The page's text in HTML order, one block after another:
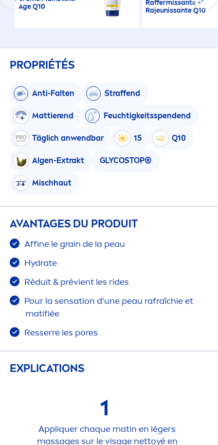
Age Q10
Raffermissante +
Rajeunissante Q10
PROPRIÉTÉS
Anti-Falten Straffend
Mattierend Feuchtigkeitsspendend
Täglich anwendbar 15 Q10
Algen-Extrakt GLYCOSTOP®
Mischhaut
AVANTAGES DU PRODUIT
Affine le grain de la peau
Hydrate
Réduit & prévient les rides
Pour la sensation d'une peau rafraîchie et
matifiée
Resserre les pores
EXPLICATIONS
1
Appliquer chaque matin en légers
massages sur le visage nettoyé en